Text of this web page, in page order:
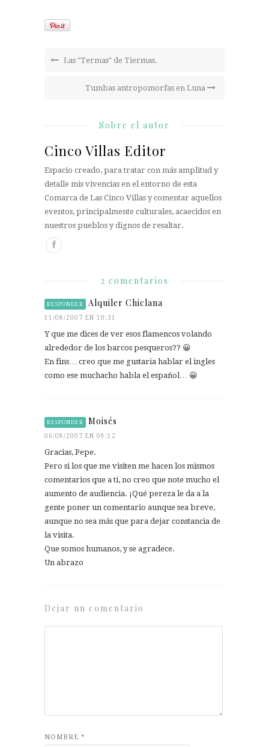
Las "Termas" de Tiermas.
Tumbas antropomorfas en Luna
Sobre el autor
Cinco Villas Editor
Espacio creado, para tratar con más amplitud y
detalle mis vivencias en el entorno de esta
Comarca de Las Cinco Villas y comentar aquellos
eventos, principalmente culturales, acaecidos en
nuestros pueblos y dignos de resaltar.
2 comentarios
RESPONDER Alquiler Chiclana
11/08/2007 EN 10:31
Y que me dices de ver esos flamencos volando
alrededor de los barcos pesqueros?? 😀
En fins… creo que me gustaria hablar el ingles
como ese muchacho habla el español… 😀
RESPONDER Moisés
06/08/2007 EN 09:12
Gracias, Pepe.
Pero si los que me visiten me hacen los mismos
comentarios que a tí, no creo que note mucho el
aumento de audiencia. ¡Qué pereza le da a la
gente poner un comentario aunque sea breve,
aunque no sea más que para dejar constancia de
la visita.
Que somos humanos, y se agradece.
Un abrazo
Dejar un comentario
NOMBRE *